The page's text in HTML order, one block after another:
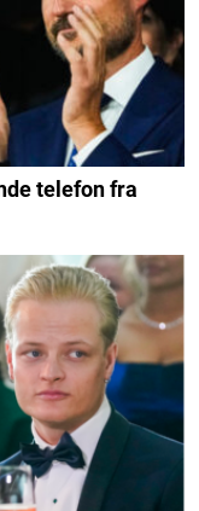
telefon fra